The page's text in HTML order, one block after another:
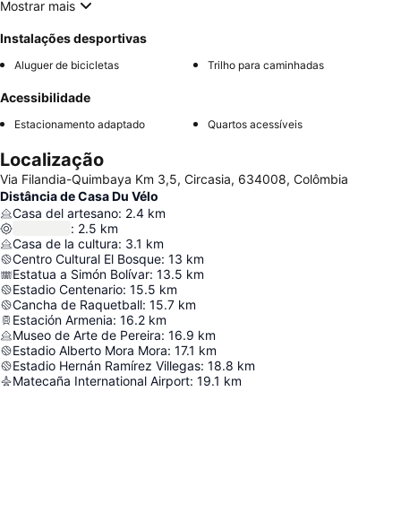
Mostrar mais
Instalações desportivas
Aluguer de bicicletas Trilho para caminhadas
Acessibilidade
Estacionamento adaptado Quartos acessíveis
Localização
Via Filandia-Quimbaya Km 3,5, Circasia, 634008, Colômbia
Distância de Casa Du Vélo
Casa del artesano: 2.4 km
: 2.5 km
Casa de la cultura: 3.1 km
Centro Cultural El Bosque: 13 km
Estatua a Simón Bolívar: 13.5 km
Estadio Centenario: 15.5 km
Cancha de Raquetball: 15.7 km
Estación Armenia: 16.2 km
Museo de Arte de Pereira: 16.9 km
Estadio Alberto Mora Mora: 17.1 km
Estadio Hernán Ramírez Villegas: 18.8 km
Matecaña International Airport: 19.1 km